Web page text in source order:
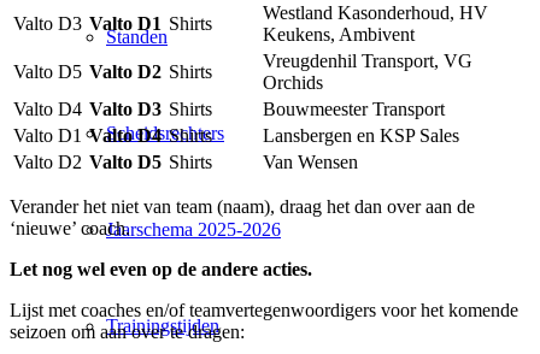
Standen
Scheidsrechters
Jaarschema 2025-2026
Trainingstijden
Valto D3 Valto D1 Shirts
Westland Kasonderhoud, HV
Keukens, Ambivent
Valto D5 Valto D2 Shirts
Vreugdenhil Transport, VG
Orchids
Valto D4 Valto D3 Shirts
Bouwmeester Transport
Valto D1 Valto D4 Shirts
Lansbergen en KSP Sales
Valto D2 Valto D5 Shirts Van Wensen
Verander het niet van team (naam), draag het dan over aan de
‘nieuwe’ coach.
Let nog wel even op de andere acties.
Lijst met coaches en/of teamvertegenwoordigers voor het komende
seizoen om aan over te dragen: